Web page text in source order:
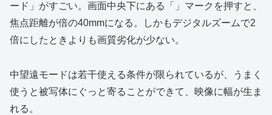
ード」がすごい。画面中央下にある「」マークを押すと、
焦点距離が倍の40mmになる。しかもデジタルズームで2
倍にしたときよりも画質劣化が少ない。
中望遠モードは若干使える条件が限られているが、うまく
使うと被写体にぐっと寄ることができて、映像に幅が生ま
れる。